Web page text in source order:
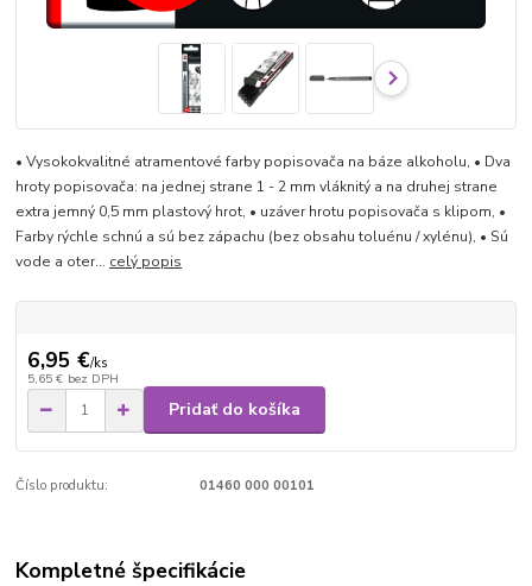
• Vysokokvalitné atramentové farby popisovača na báze alkoholu, • Dva
hroty popisovača: na jednej strane 1 - 2 mm vláknitý a na druhej strane
extra jemný 0,5 mm plastový hrot, • uzáver hrotu popisovača s klipom, •
Farby rýchle schnú a sú bez zápachu (bez obsahu toluénu / xylénu), • Sú
vode a oter... celý popis
6,95 €/ks
5,65 € bez DPH
Pridať do košíka
Číslo produktu: 01460 000 00101
Kompletné špecifikácie